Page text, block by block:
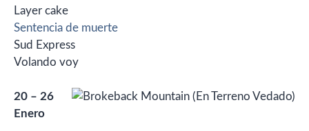
Layer cake
Sentencia de muerte
Sud Express
Volando voy
20 – 26
Enero